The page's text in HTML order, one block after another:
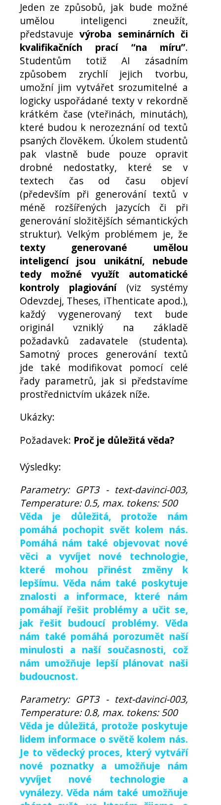
Jeden ze způsobů, jak bude možné
umělou inteligenci zneužít,
představujevýroba seminárních či
kvalifikačních prací “na míru”.
Studentům totiž AI zásadním
způsobem zrychlí jejich tvorbu,
umožní jim vytvářet srozumitelné a
logicky uspořádané texty v rekordně
krátkém čase (vteřinách, minutách),
které budou k nerozeznání od textů
psaných člověkem. Úkolem studentů
pak vlastně bude pouze opravit
drobné nedostatky, které se v
textech čas od času objeví
(především při generování textů v
méně rozšířených jazycích či při
generování složitějších sémantických
struktur). Velkým problémem je, že
texty generované umělou
inteligencí jsou unikátní, nebude
tedy možné využít automatické
kontroly plagiování(viz systémy
Odevzdej, Theses, iThenticate apod.),
každý vygenerovaný text bude
originál vzniklý na základě
požadavků zadavatele (studenta).
Samotný proces generování textů
jde také modifikovat pomocí celé
řady parametrů, jak si představíme
prostřednictvím ukázek níže.
Ukázky:
Požadavek: Proč je důležitá věda?
Výsledky:
Parametry: GPT3 - text-davinci-003,
Temperature: 0.5, max. tokens: 500
Věda je důležitá, protože nám
pomáhá pochopit svět kolem nás.
Pomáhá nám také objevovat nové
věci a vyvíjet nové technologie,
které mohou přinést změny k
lepšímu. Věda nám také poskytuje
znalosti a informace, které nám
pomáhají řešit problémy a učit se,
jak řešit budoucí problémy. Věda
nám také pomáhá porozumět naší
minulosti a naší současnosti, což
nám umožňuje lepší plánovat naši
budoucnost.
Parametry: GPT3 - text-davinci-003,
Temperature: 0.8, max. tokens: 500
Věda je důležitá, protože poskytuje
lidem informace o světě kolem nás.
Je to vědecký proces, který vytváří
nové poznatky a umožňuje nám
vyvíjet nové technologie a
vynálezy. Věda nám také umožňuje